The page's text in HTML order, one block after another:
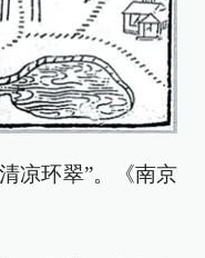
凉环翠”。《南京